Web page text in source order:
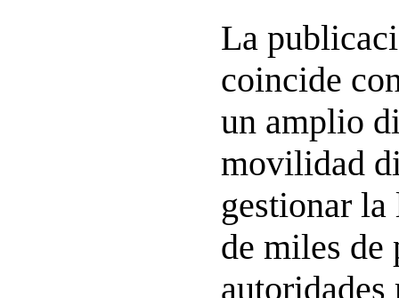
La
coincide
un amplio
movilidad
gestionar la
de miles de
autoridades